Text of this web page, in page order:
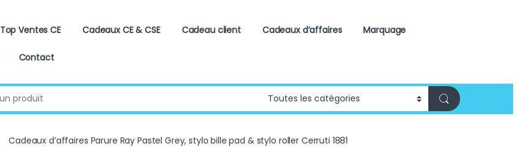
Top Ventes CE Cadeaux CE & CSE Cadeau client Cadeaux d’affaires Marquage
Contact
Cadeaux d’affaires Parure Ray Pastel Grey, stylo bille pad & stylo roller Cerruti 1881